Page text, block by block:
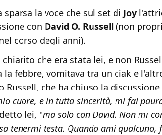
sparsa la voce che sul set di Joy
con David O. Russell (non
corso degli anni).
chiarito che era stata lei, e non
la febbre, vomitava tra un ciak e
Russell, che ha chiuso la
cuore, e in tutta sincerità, mi fai
lei, "ma solo con David. Non mi
tenermi testa. Quando ami qualcuno,